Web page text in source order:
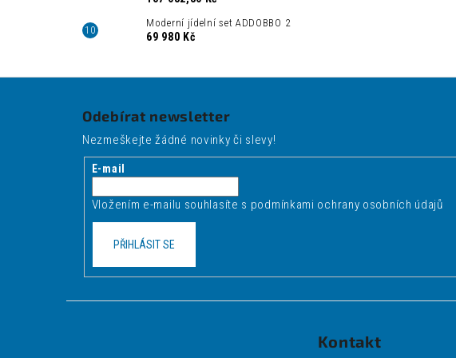
Moderní jídelní set ADDOBBO 2
69 980 Kč
Odebírat newsletter
Nezmeškejte žádné novinky či slevy!
E-mail
Vložením e-mailu souhlasíte s podmínkami ochrany osobních údajů
PŘIHLÁSIT SE
Kontakt